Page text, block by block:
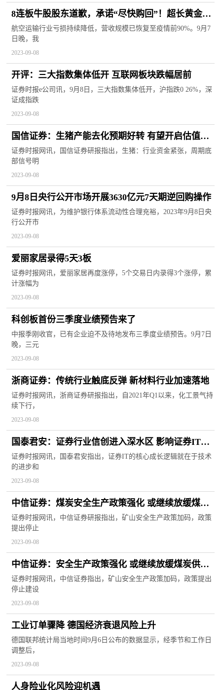
8连板牛股股东道歉，承诺“尽快购回”！超长黄金周
来袭，航空运输业回暖，机构预测这些股业绩大幅
增长
航空运输行业亏损持续降低，营收规模已恢复至疫情前90%。9月7
日晚，我
2023-09-08
开评：三大指数集体低开 互联网板块跌幅居前
证券时报e公司讯，9月8日，三大指数集体低开，沪指跌0 26%，深
证成指跌
2023-09-08
国信证券：生猪产能去化预期好转 有望开启估值修
复
证券时报网讯，国信证券研报指出，生猪：行业资金紧张，周期底
部信号明
2023-09-08
9月8日央行公开市场开展3630亿元7天期逆回购操作
证券时报网讯，为维护银行体系流动性合理充裕，2023年9月8日央
行公开市
2023-09-08
爱丽家居录得5天3板
证券时报网讯，爱丽家居再度涨停，5个交易日内录得3个涨停，累
计涨幅为
2023-09-08
科创板首份三季度业绩预告来了
中报季刚收官，已有企业迫不及待地发布三季度业绩预告。9月7日
晚，三元
2023-09-08
浙商证券：传统行业触底反弹 新材料行业加速落地
证券时报网讯，浙商证券研报指出，自2021年Q1以来，化工景气持
续下行，
2023-09-08
国泰君安：证券行业信创进入深水区 影响证券IT竞
争格局
证券时报网讯，国泰君安指出，证券IT的核心成长逻辑就在于技术
的进步和
2023-09-08
中信证券：煤炭安全生产政策强化 或继续放缓煤炭
供给节奏
证券时报网讯，中信证券研报指出，矿山安全生产政策加码，政策
提出停止
2023-09-08
中信证券：安全生产政策强化 或继续放缓煤炭供给
节奏
证券时报网讯，中信证券指出，矿山安全生产政策加码，政策提出
停止建设
2023-09-08
工业订单骤降 德国经济衰退风险上升
德国联邦统计局当地时间9月6日公布的数据显示，经季节和工作日
调整后，
2023-09-08
人身险业化风险迎机遇